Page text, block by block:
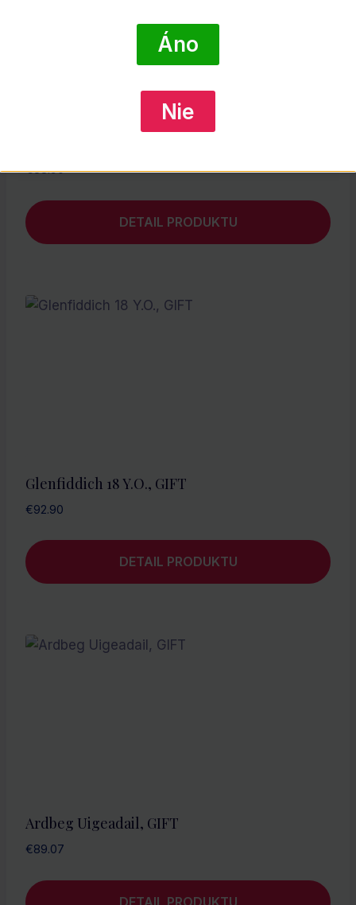
€38.90
DETAIL PRODUKTU
Glenfiddich 18 Y.O., GIFT
€92.90
DETAIL PRODUKTU
Ardbeg Uigeadail, GIFT
€89.07
DETAIL PRODUKTU
Áno
Nie